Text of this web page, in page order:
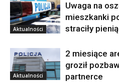
Aktualności
Uwaga na
mieszkanki
straciły
Aktualności
2 miesiące
groził
partnerce